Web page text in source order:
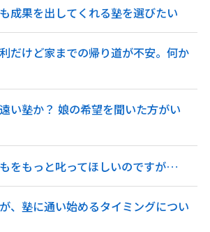
成果を出してくれる塾を選びたい
だけど家までの帰り道が不安。何か
い塾か？ 娘の希望を聞いた方がい
をもっと叱ってほしいのですが…
、塾に通い始めるタイミングについ